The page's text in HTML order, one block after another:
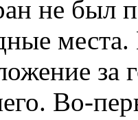
не был
за
Во-